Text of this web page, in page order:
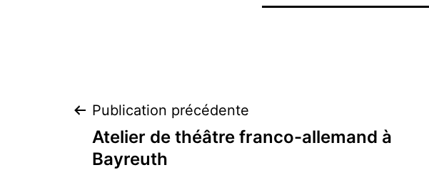
Navigation
Publication précédente
Atelier de théâtre franco-allemand à
Bayreuth